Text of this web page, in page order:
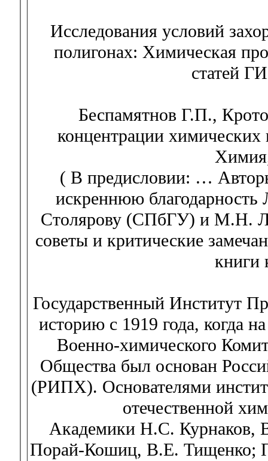
Исследования условий
полигонах: Химическая
статей
Беспамятнов Г.П.,
концентрации
( В предисловии: …
искреннюю
Столярову (СПбГУ) и М.Н.
советы и критические
Государственный Институт
историю с 1919 года, когда
Военно-химического
Общества был основан
(РИПХ). Основателями
отечественной
Академики Н.С. Курнаков,
Порай-Кошиц, В.Е. Тищенко;